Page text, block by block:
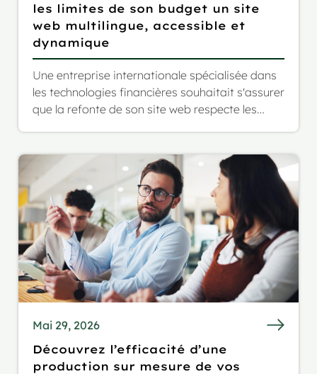
les limites de son budget un site
web multilingue, accessible et
dynamique
Une entreprise internationale spécialisée dans
les technologies financières souhaitait s'assurer
que la refonte de son site web respecte les
Mai 29, 2026
Découvrez l’efficacité d’une
production sur mesure de vos